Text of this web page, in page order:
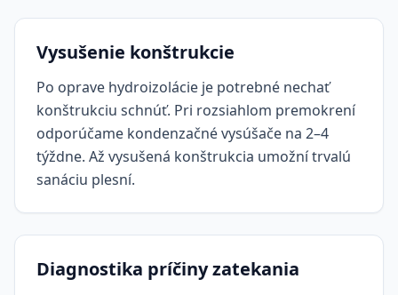
Vysušenie konštrukcie
Po oprave hydroizolácie je potrebné nechať
konštrukciu schnúť. Pri rozsiahlom premokrení
odporúčame kondenzačné vysúšače na 2–4
týždne. Až vysušená konštrukcia umožní trvalú
sanáciu plesní.
Diagnostika príčiny zatekania